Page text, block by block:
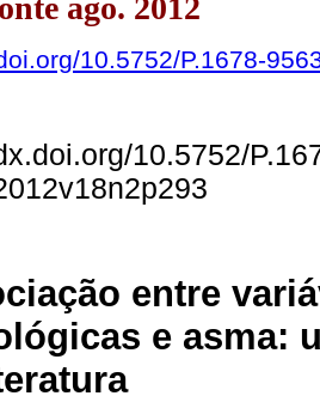
ago. 2012
10.5752/P.1678-
10.5752/
entre
e asma: